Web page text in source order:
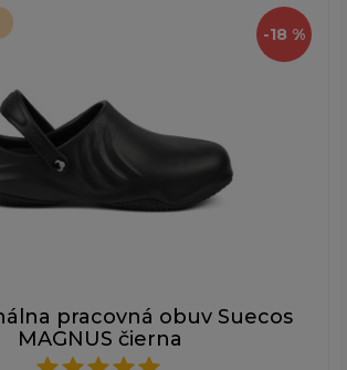
-18 %
pracovná obuv Suecos
MAGNUS čierna